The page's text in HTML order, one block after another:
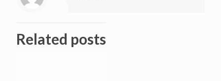
Related posts